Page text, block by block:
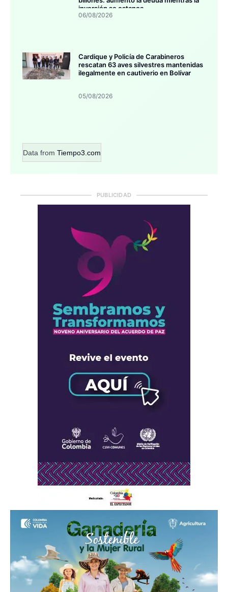
inversión se estanca
06/08/2026
Cardique y Policía de Carabineros
rescatan 63 aves silvestres mantenidas
ilegalmente en cautiverio en Bolívar
05/08/2026
Data from Tiempo3.com
PUBLICIDAD